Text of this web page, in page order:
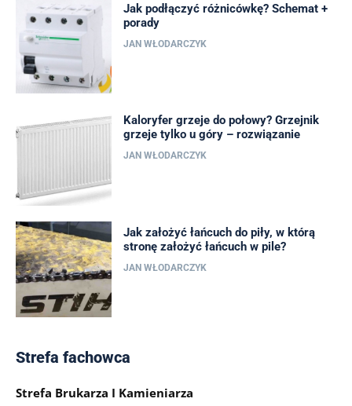
Jak podłączyć różnicówkę? Schemat +
porady
JAN WŁODARCZYK
Kaloryfer grzeje do połowy? Grzejnik
grzeje tylko u góry – rozwiązanie
JAN WŁODARCZYK
Jak założyć łańcuch do piły, w którą
stronę założyć łańcuch w pile?
JAN WŁODARCZYK
Strefa fachowca
Strefa Brukarza I Kamieniarza